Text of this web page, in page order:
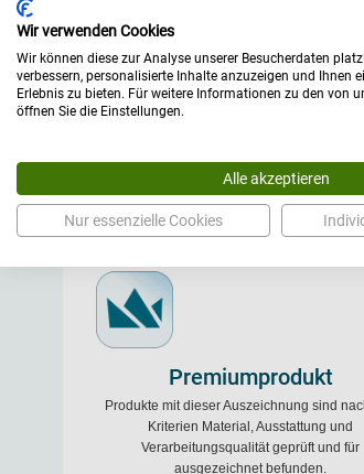
Medizinprodukt nach
Die Medizinprodukteverordnung (MDR)
(EU)2017/745 regelt das
Marktbereitstellung sowie die
Premiumprodukt
Produkte mit dieser Auszeichnung sind
Kriterien Material, Ausstattung und
Verarbeitungsqualität geprüft und für
ausgezeichnet befunden.
Wir verwenden Cookies
Wir können diese zur Analyse unserer Besucherdaten
verbessern, personalisierte Inhalte anzuzeigen und Ihnen
Erlebnis zu bieten. Für weitere Informationen zu den von
öffnen Sie die Einstellungen.
Alle akzeptieren
Nur essenzielle Cookies